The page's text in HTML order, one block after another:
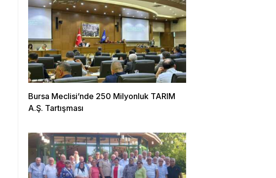
Bursa Meclisi’nde 250 Milyonluk TARIM
A.Ş. Tartışması